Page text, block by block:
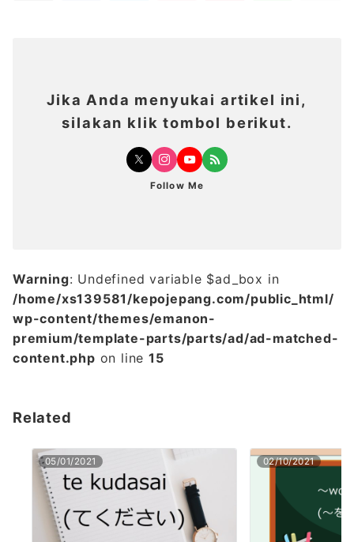
Jika Anda menyukai artikel ini,
silakan klik tombol berikut.
Follow Me
Warning: Undefined variable $ad_box in
/home/xs139581/kepojepang.com/public_html/
wp-content/themes/emanon-
premium/template-parts/parts/ad/ad-matched-
content.php on line15
Related
05/01/2021 02/10/2021